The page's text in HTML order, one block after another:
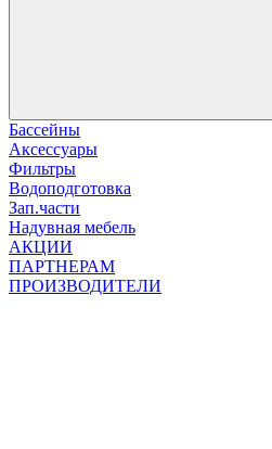
Бассейны
Аксессуары
Фильтры
Водоподготовка
Зап.части
Надувная мебель
АКЦИИ
ПАРТНЕРАМ
ПРОИЗВОДИТЕЛИ